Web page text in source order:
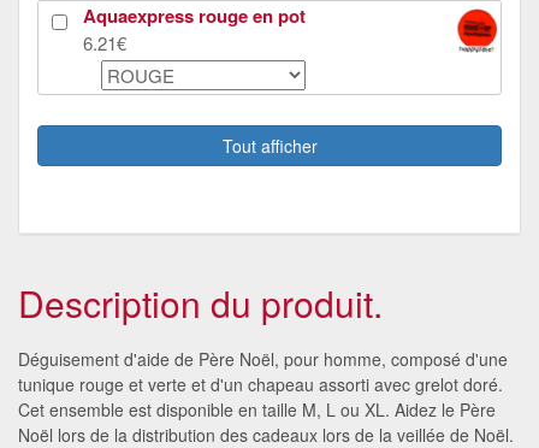
Aquaexpress rouge en pot
6.21€
Tout afficher
Description du produit.
Déguisement d'aide de Père Noël, pour homme, composé d'une
tunique rouge et verte et d'un chapeau assorti avec grelot doré.
Cet ensemble est disponible en taille M, L ou XL. Aidez le Père
Noël lors de la distribution des cadeaux lors de la veillée de Noël.